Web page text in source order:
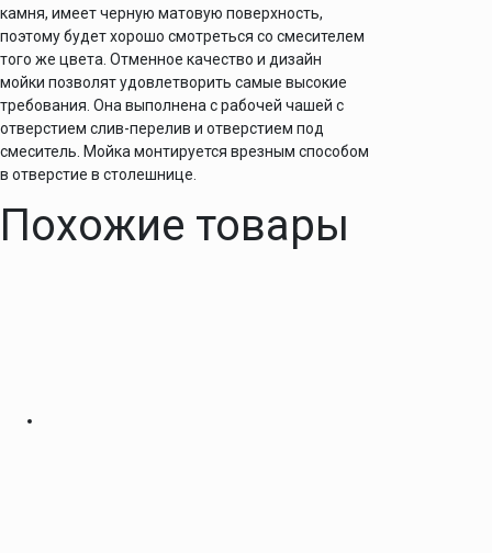
камня, имеет черную матовую поверхность,
поэтому будет хорошо смотреться со смесителем
того же цвета. Отменное качество и дизайн
мойки позволят удовлетворить самые высокие
требования. Она выполнена с рабочей чашей с
отверстием слив-перелив и отверстием под
смеситель. Мойка монтируется врезным способом
в отверстие в столешнице.
Похожие товары